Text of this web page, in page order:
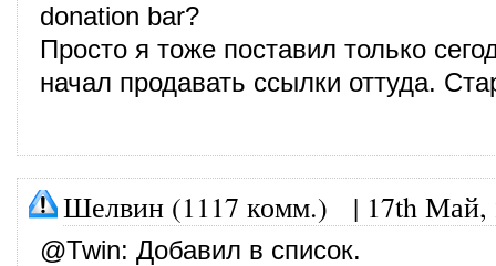
donation bar?
Просто я тоже поставил только
начал продавать ссылки оттуда.
Шелвин (1117 комм.) | 17th Май,
@Twin: Добавил в список.